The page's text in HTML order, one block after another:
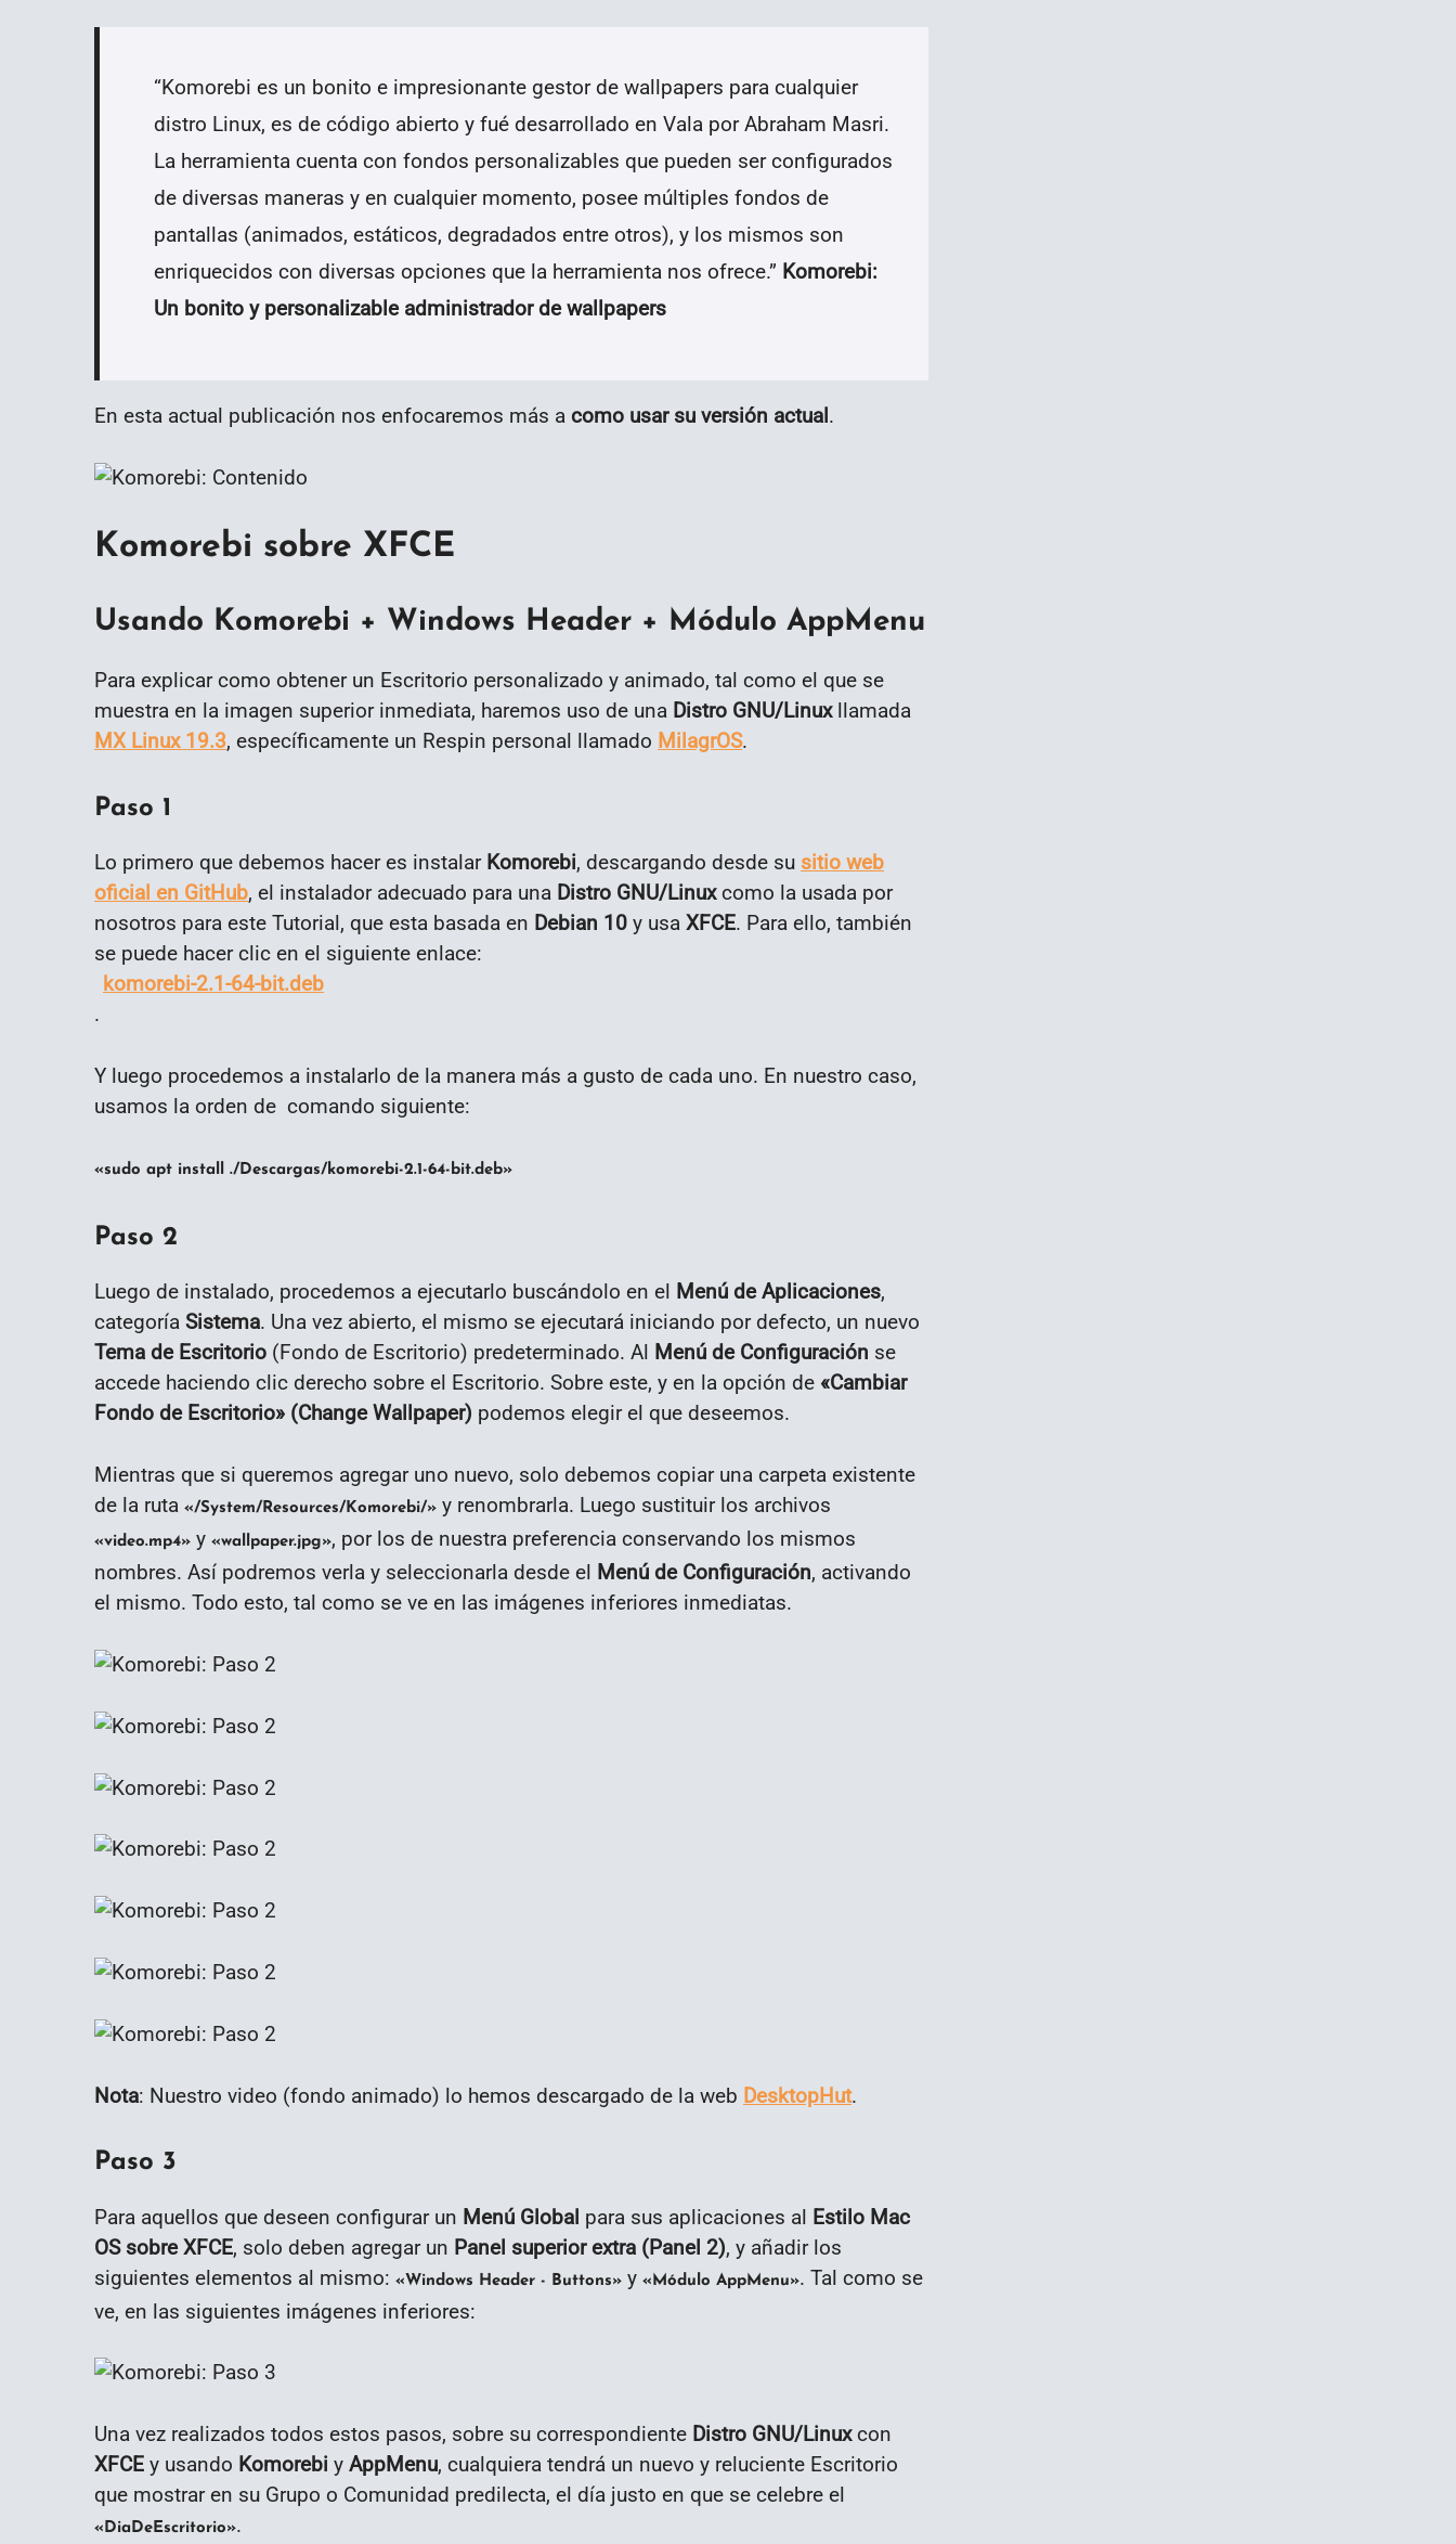
“Komorebi es un bonito e impresionante gestor de wallpapers para cualquier
distro Linux, es de código abierto y fué desarrollado en Vala por Abraham Masri.
La herramienta cuenta con fondos personalizables que pueden ser configurados
de diversas maneras y en cualquier momento, posee múltiples fondos de
pantallas (animados, estáticos, degradados entre otros), y los mismos son
enriquecidos con diversas opciones que la herramienta nos ofrece.” Komorebi:
Un bonito y personalizable administrador de wallpapers
En esta actual publicación nos enfocaremos más a como usar su versión actual.
Komorebi sobre XFCE
Usando Komorebi + Windows Header + Módulo AppMenu
Para explicar como obtener un Escritorio personalizado y animado, tal como el que se
muestra en la imagen superior inmediata, haremos uso de una Distro GNU/Linuxllamada
MX Linux 19.3, específicamente un Respin personal llamado MilagrOS.
Paso 1
Lo primero que debemos hacer es instalar Komorebi, descargando desde su sitio web
oficial en GitHub, el instalador adecuado para una Distro GNU/Linuxcomo la usada por
nosotros para este Tutorial, que esta basada en Debian 10 y usa XFCE. Para ello, también
se puede hacer clic en el siguiente enlace:
komorebi-2.1-64-bit.deb
.
Y luego procedemos a instalarlo de la manera más a gusto de cada uno. En nuestro caso,
usamos la orden de comando siguiente:
«sudo apt install ./Descargas/komorebi-2.1-64-bit.deb»
Paso 2
Luego de instalado, procedemos a ejecutarlo buscándolo en el Menú de Aplicaciones,
categoría Sistema. Una vez abierto, el mismo se ejecutará iniciando por defecto, un nuevo
Tema de Escritorio (Fondo de Escritorio) predeterminado. Al Menú de Configuración se
accede haciendo clic derecho sobre el Escritorio. Sobre este, y en la opción de «Cambiar
Fondo de Escritorio» (Change Wallpaper) podemos elegir el que deseemos.
Mientras que si queremos agregar uno nuevo, solo debemos copiar una carpeta existente
de la ruta «/System/Resources/Komorebi/» y renombrarla. Luego sustituir los archivos
«video.mp4» y «wallpaper.jpg», por los de nuestra preferencia conservando los mismos
nombres. Así podremos verla y seleccionarla desde el Menú de Configuración, activando
el mismo. Todo esto, tal como se ve en las imágenes inferiores inmediatas.
Nota: Nuestro video (fondo animado) lo hemos descargado de la web DesktopHut.
Paso 3
Para aquellos que deseen configurar un Menú Global para sus aplicaciones al Estilo Mac
OS sobre XFCE, solo deben agregar un Panel superior extra (Panel 2), y añadir los
siguientes elementos al mismo: «Windows Header - Buttons» y «Módulo AppMenu». Tal como se
ve, en las siguientes imágenes inferiores:
Una vez realizados todos estos pasos, sobre su correspondiente Distro GNU/Linuxcon
XFCE y usando Komorebi y AppMenu, cualquiera tendrá un nuevo y reluciente Escritorio
que mostrar en su Grupo o Comunidad predilecta, el día justo en que se celebre el
«DiaDeEscritorio».